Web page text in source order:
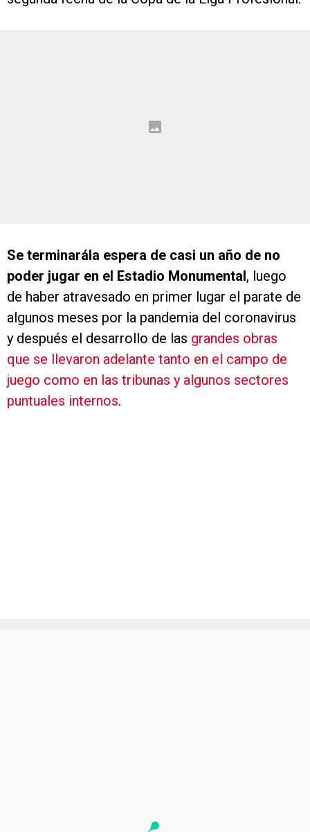
Se terminarála espera de casi un año de no
poder jugar en el Estadio Monumental , luego
de haber atravesado en primer lugar el parate de
algunos meses por la pandemia del coronavirus
y después el desarrollo de las grandes obras
que se llevaron adelante tanto en el campo de
juego como en las tribunas y algunos sectores
puntuales internos.